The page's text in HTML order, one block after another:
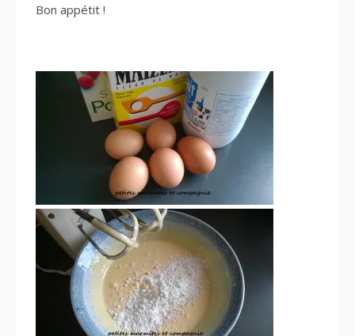
Bon appétit !